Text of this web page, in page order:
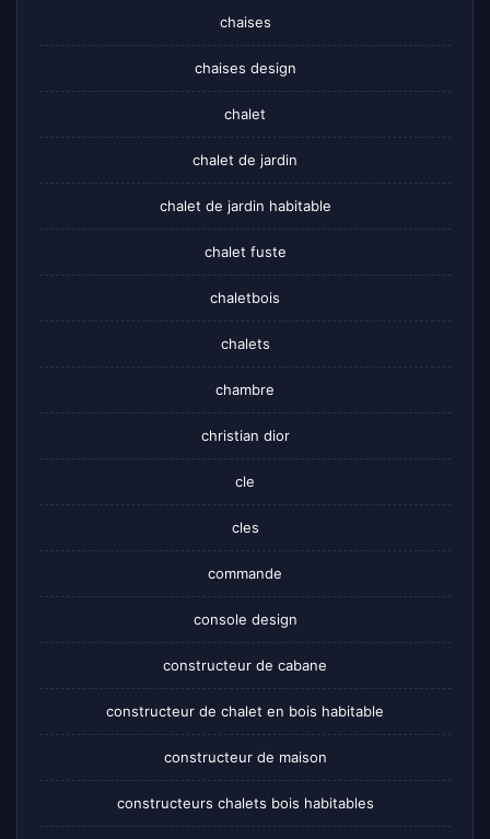
chaises
chaises design
chalet
chalet de jardin
chalet de jardin habitable
chalet fuste
chaletbois
chalets
chambre
christian dior
cle
cles
commande
console design
constructeur de cabane
constructeur de chalet en bois habitable
constructeur de maison
constructeurs chalets bois habitables